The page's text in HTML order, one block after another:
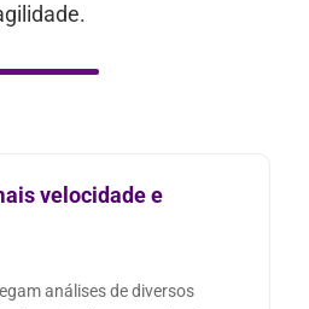
velocidade e
análises de diversos